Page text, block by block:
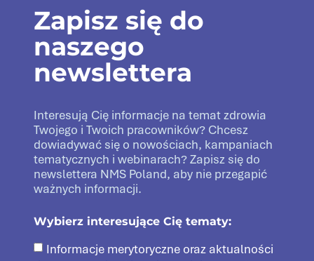
Zapisz się do
naszego
newslettera
Interesują Cię informacje na temat zdrowia
Twojego i Twoich pracowników? Chcesz
dowiadywać się o nowościach, kampaniach
tematycznych i webinarach? Zapisz się do
newslettera NMS Poland, aby nie przegapić
ważnych informacji.
Wybierz interesujące Cię tematy:
Informacje merytoryczne oraz aktualności